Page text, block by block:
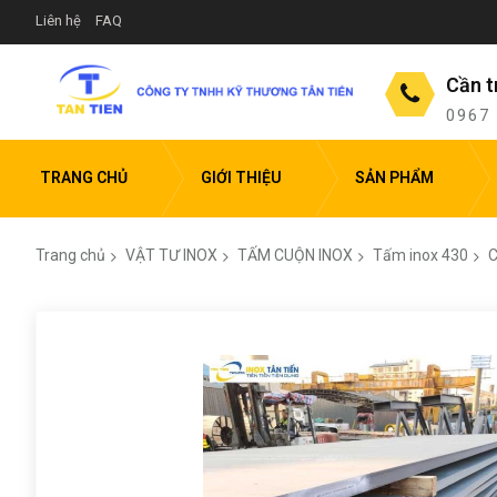
Liên hệ FAQ
Cần
0967
TRANG CHỦ GIỚI THIỆU SẢN PHẨM
Trang chủ VẬT TƯ INOX TẤM CUỘN INOX Tấm inox 430